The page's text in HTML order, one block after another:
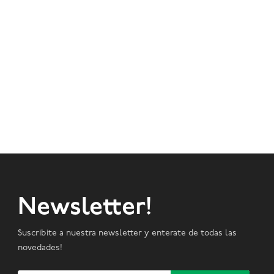
Newsletter!
Suscribite a nuestra newsletter y enterate de todas las
novedades!